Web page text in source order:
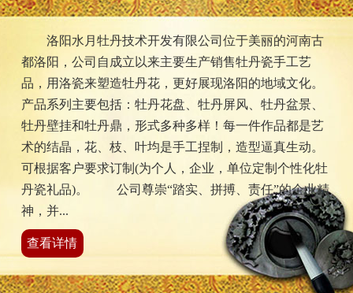
洛阳水月牡丹技术开发有限公司位于美丽的河南古
都洛阳，公司自成立以来主要生产销售牡丹瓷手工艺
品，用洛瓷来塑造牡丹花，更好展现洛阳的地域文化。
产品系列主要包括：牡丹花盘、牡丹屏风、牡丹盆景、
牡丹壁挂和牡丹鼎，形式多种多样！每一件作品都是艺
术的结晶，花、枝、叶均是手工捏制，造型逼真生动。
可根据客户要求订制(为个人，企业，单位定制个性化牡
丹瓷礼品)。 公司尊崇“踏实、拼搏、责任”的企业精
神，并...
查看详情